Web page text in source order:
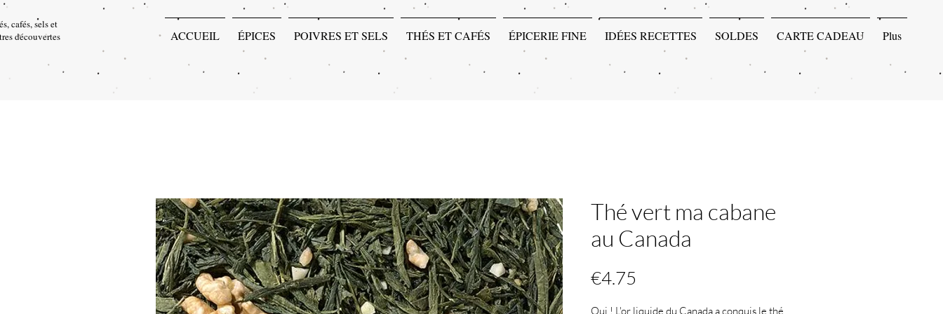
cafés, sels et
découvertes
ACCUEIL ÉPICES POIVRES ET SELS THÉS ET CAFÉS ÉPICERIE FINE IDÉES RECETTES SOLDES CARTE CADEAU Plus
Thé vert ma cabane
au Canada
€4.75
Oui ! L'or liquide du Canada a conquis le thé